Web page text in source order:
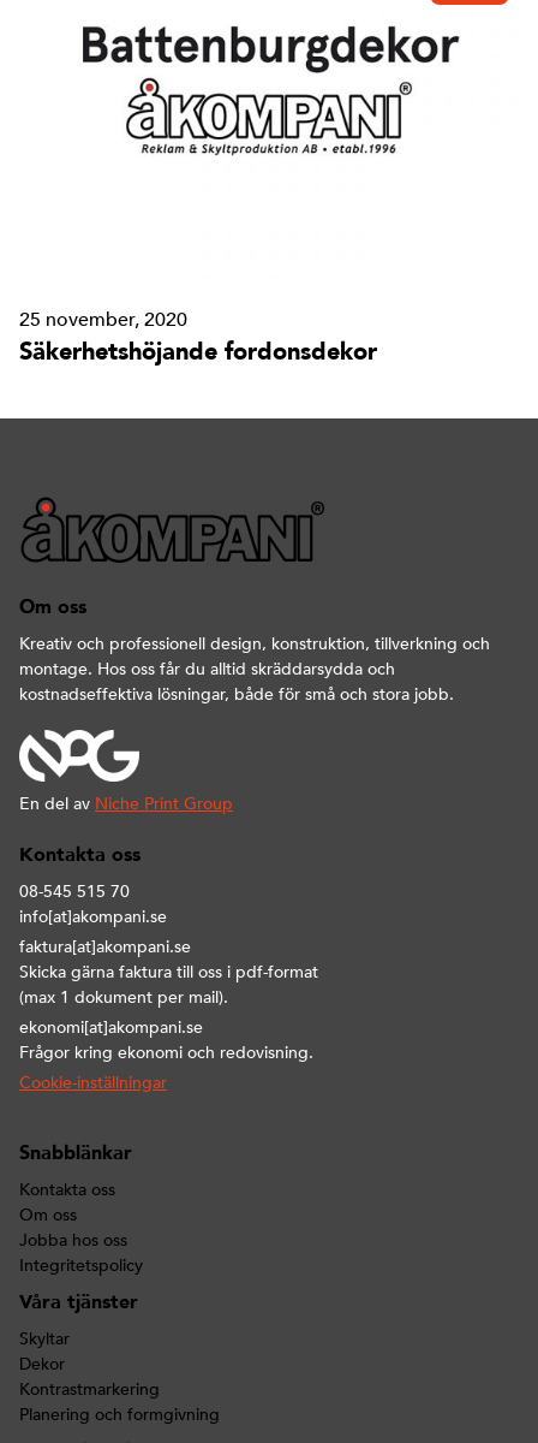
25 november, 2020
Säkerhetshöjande fordonsdekor
Om oss
Kreativ och professionell design, konstruktion, tillverkning och
montage. Hos oss får du alltid skräddarsydda och
kostnadseffektiva lösningar, både för små och stora jobb.
En del av Niche Print Group
Kontakta oss
08-545 515 70
info[at]akompani.se
faktura[at]akompani.se
Skicka gärna faktura till oss i pdf-format
(max 1 dokument per mail).
ekonomi[at]akompani.se
Frågor kring ekonomi och redovisning.
Cookie-inställningar
Snabblänkar
Kontakta oss
Om oss
Jobba hos oss
Integritetspolicy
Våra tjänster
Skyltar
Dekor
Kontrastmarkering
Planering och formgivning